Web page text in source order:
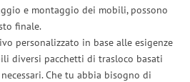
e montaggio dei mobili, possono
finale.
personalizzato in base alle esigenze
diversi pacchetti di trasloco basati
Che tu abbia bisogno di